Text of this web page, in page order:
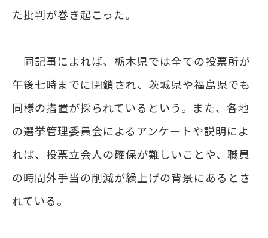
た批判が巻き起こった。
同記事によれば、栃木県では全ての投票所が
午後七時までに閉鎖され、茨城県や福島県でも
同様の措置が採られているという。また、各地
の選挙管理委員会によるアンケートや説明によ
れば、投票立会人の確保が難しいことや、職員
の時間外手当の削減が繰上げの背景にあるとさ
れている。